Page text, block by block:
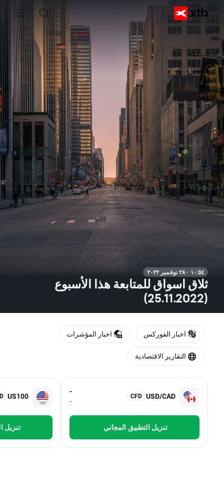
١٠:٥٤ · ٢٨ نوفمبر ٢٠٢٢
ثلاق اسواق للمتابعة هذا الأسبوع
(25.11.2022)
USD/CAD
CFD
-
-
تنزيل التطبيق المجاني
US100
تنزيل
اخبار الفوركس اخبار المؤشرات
التقارير الاقتصادية